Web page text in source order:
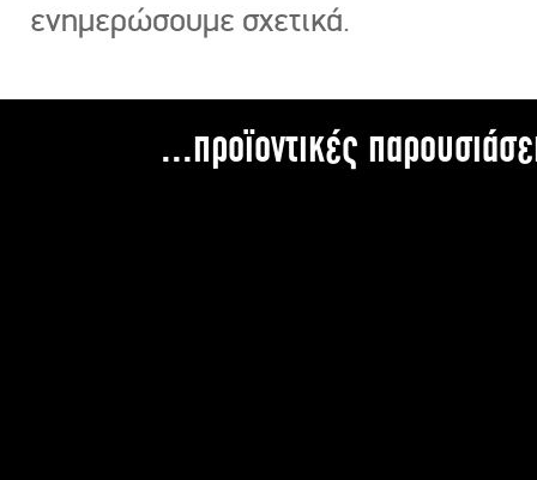
ενημερώσουμε σχετικά.
...προϊοντικές